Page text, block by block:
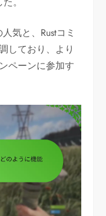
気と、Rustコミ
しており、より
ペーンに参加す